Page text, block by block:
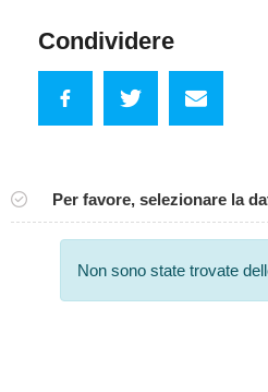
Condividere